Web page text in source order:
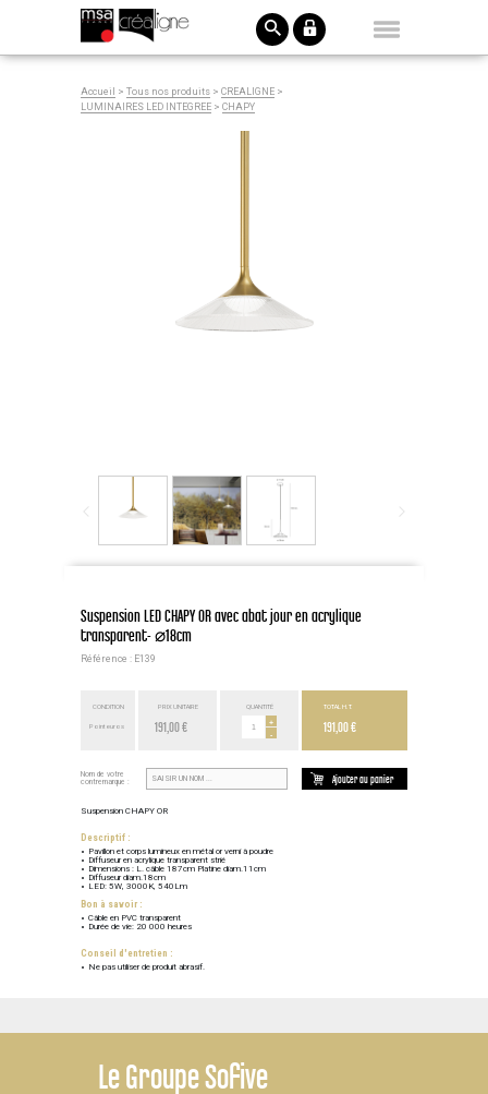
Accueil > Tous nos produits > CREALIGNE >
LUMINAIRES LED INTEGREE > CHAPY
Suspension LED CHAPY OR avec abat jour en acrylique
transparent- ⌀18cm
Référence : E139
CONDITION
Point euros
PRIX UNITAIRE
191,00 €
QUANTITÉ
+
-
TOTAL H.T.
191,00 €
Nom de votre
contremarque :
Ajouter au panier
Suspension CHAPY OR
Descriptif :
Pavillon et corps lumineux en métal or verni à poudre
Diffuseur en acrylique transparent strié
Dimensions : L. câble 187cm Platine diam.11cm
Diffuseur diam.18cm
LED: 5W, 3000K, 540Lm
Bon à savoir :
Câble en PVC transparent
Durée de vie: 20 000 heures
Conseil d'entretien :
Ne pas utiliser de produit abrasif.
LeGroupe Sofive